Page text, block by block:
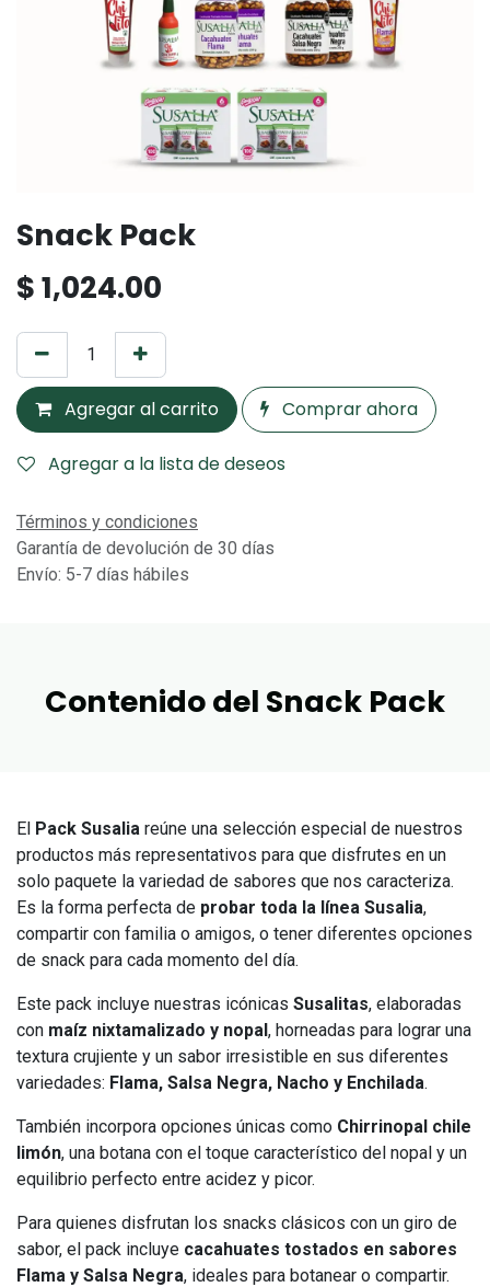
Snack Pack
$1,024.00
Agregar al carrito Comprar ahora
Agregar a la lista de deseos
Términos y condiciones
Garantía de devolución de 30 días
Envío: 5-7 días hábiles
Contenido del Snack Pack
El Pack Susalia reúne una selección especial de nuestros
productos más representativos para que disfrutes en un
solo paquete la variedad de sabores que nos caracteriza.
Es la forma perfecta de probar toda la línea Susalia,
compartir con familia o amigos, o tener diferentes opciones
de snack para cada momento del día.
Este pack incluye nuestras icónicas Susalitas, elaboradas
con maíz nixtamalizado y nopal, horneadas para lograr una
textura crujiente y un sabor irresistible en sus diferentes
variedades: Flama, Salsa Negra, Nacho y Enchilada.
También incorpora opciones únicas como Chirrinopal chile
limón, una botana con el toque característico del nopal y un
equilibrio perfecto entre acidez y picor.
Para quienes disfrutan los snacks clásicos con un giro de
sabor, el pack incluye cacahuates tostados en sabores
Flama y Salsa Negra, ideales para botanear o compartir.